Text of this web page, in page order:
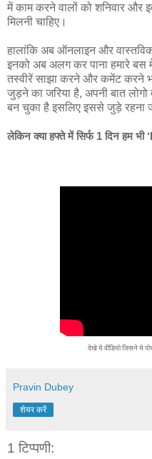
में काम करने वालों को शनिवार और
मिलनी चाहिए।
हालांकि अब ऑनलाइन और
इनको अब अलग कर पाना हमारे बस
तस्वीरें साझा करने और कमेंट करने
जुड़ने का जरिया है, अपनी बात
बन चुका है इसलिए इससे जुड़े रहना
लेकिन क्या हफ्ते में सिर्फ 1 दिन हम
देखे ये वीडियो जिसने ये
Pravin Dubey
शेयर करें
1 टिप्पणी: